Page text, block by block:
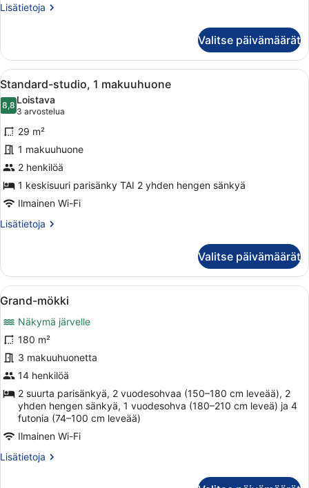
Lisätietoja
Lisätietoja
1
makuuhuone
Valitse päivämäärät
Avaa
kaikki
huonetyypin
Standard-
studio,
1
makuuhuone
kuvat
Hotellihuone, jossa on kaksi
14
Standard-studio, 1 makuuhuone
8,88,8 kautta 10
Loistava
3 arvostelua
(3
arvostelua)
29 m²
1 makuuhuone
2 henkilöä
1 keskisuuri parisänky TAI 2 yhden hengen sänkyä
Ilmainen Wi-Fi
Lisätietoja
Lisätietoja
1
makuuhuone
Valitse päivämäärät
Avaa
kaikki
huonetyypin
Grand-
mökki
kuvat
Hirsihökkelissä on terassi, ulkotila
14
Grand-mökki
Näkymä järvelle
180 m²
3 makuuhuonetta
14 henkilöä
2 suurta parisänkyä, 2 vuodesohvaa (150–180 cm leveää), 2
yhden hengen sänkyä, 1 vuodesohva (180–210 cm leveä) ja 4
futonia (74–100 cm leveää)
Ilmainen Wi-Fi
Lisätietoja
Lisätietoja